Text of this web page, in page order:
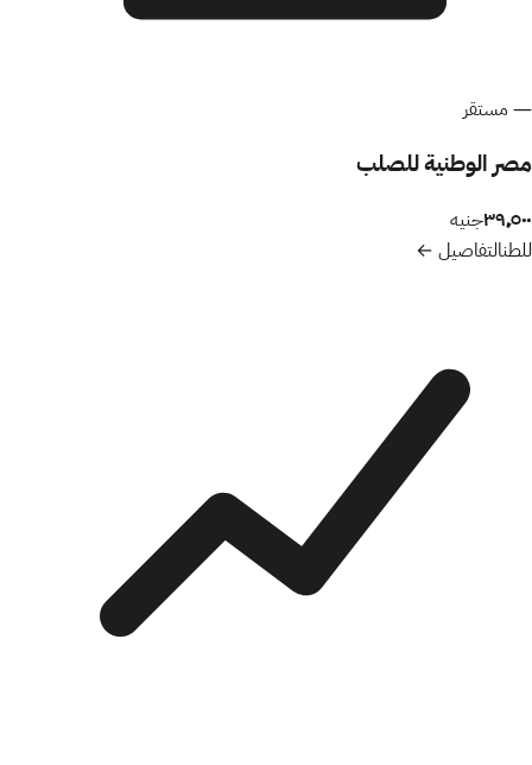
— مستقر
مصر الوطنية للصلب
٣٩٬٥٠٠جنيه
للطنالتفاصيل ←